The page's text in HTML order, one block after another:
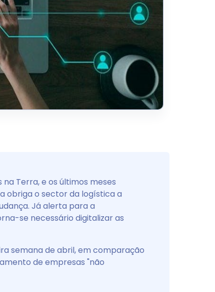
Terra, e os últimos meses
obriga o sector da logística a
Já alerta para a
se necessário digitalizar as
semana de abril, em comparação
de empresas "não